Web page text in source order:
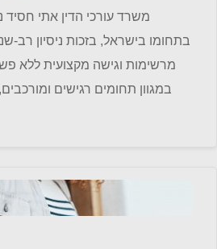
משרד עורכי הדין אתי
בתחומו בישראל, בזכות ניסיון רב-
מרשימות וגישה מקצועית ללא
במגוון תחומים רגישים